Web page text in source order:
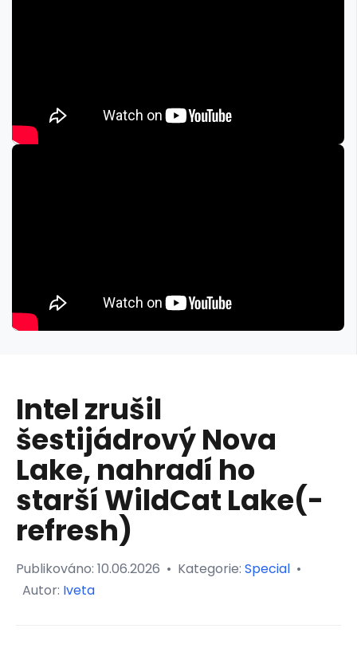
Intel zrušil
šestijádrový Nova
Lake, nahradí ho
starší WildCat Lake(-
refresh)
Publikováno: 10.06.2026 • Kategorie: Special •
Autor: Iveta